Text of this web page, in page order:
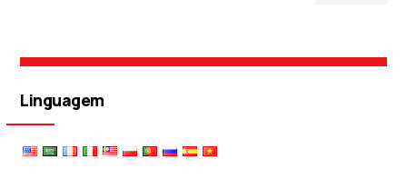
Linguagem